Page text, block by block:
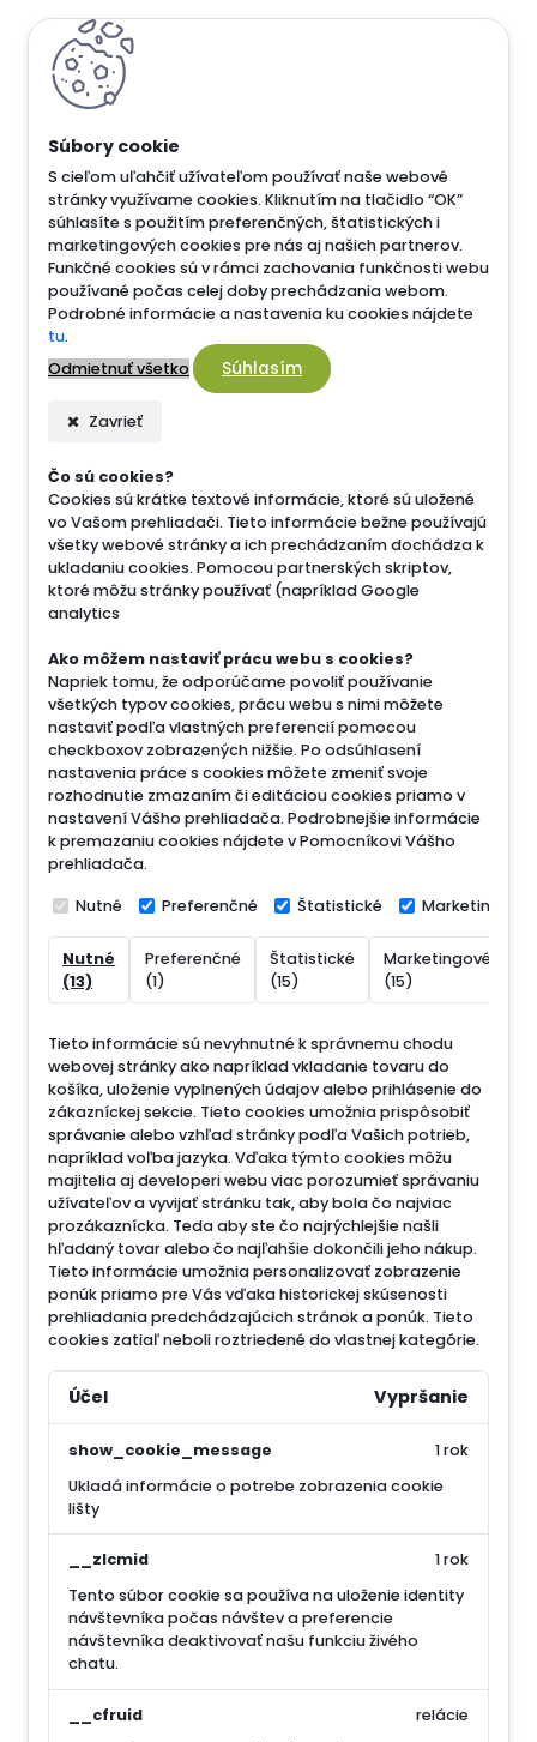
S cieľom uľahčiť užívateľom používať naše webové
stránky využívame cookies. Kliknutím na tlačidlo “OK”
súhlasíte s použitím preferenčných, štatistických i
marketingových cookies pre nás aj našich partnerov.
Funkčné cookies sú v rámci zachovania funkčnosti webu
používané počas celej doby prechádzania webom.
Podrobné informácie a nastavenia ku cookies nájdete
tu.
Odmietnuť všetko
Súhlasím
Zavrieť
Čo sú cookies?
Cookies sú krátke textové informácie, ktoré sú uložené
vo Vašom prehliadači. Tieto informácie bežne používajú
všetky webové stránky a ich prechádzaním dochádza k
ukladaniu cookies. Pomocou partnerských skriptov,
ktoré môžu stránky používať (napríklad Google
analytics
Ako môžem nastaviť prácu webu s cookies?
Napriek tomu, že odporúčame povoliť používanie
všetkých typov cookies, prácu webu s nimi môžete
nastaviť podľa vlastných preferencií pomocou
checkboxov zobrazených nižšie. Po odsúhlasení
nastavenia práce s cookies môžete zmeniť svoje
rozhodnutie zmazaním či editáciou cookies priamo v
nastavení Vášho prehliadača. Podrobnejšie informácie
k premazaniu cookies nájdete v Pomocníkovi Vášho
prehliadača.
Nutné Preferenčné Štatistické Marketingové
Nutné
(13)
Preferenčné
(1)
Štatistické
(15)
Marketingové
(15)
Tieto informácie sú nevyhnutné k správnemu chodu
webovej stránky ako napríklad vkladanie tovaru do
košíka, uloženie vyplnených údajov alebo prihlásenie do
zákazníckej sekcie. Tieto cookies umožnia prispôsobiť
správanie alebo vzhľad stránky podľa Vašich potrieb,
napríklad voľba jazyka. Vďaka týmto cookies môžu
majitelia aj developeri webu viac porozumieť správaniu
užívateľov a vyvijať stránku tak, aby bola čo najviac
prozákaznícka. Teda aby ste čo najrýchlejšie našli
hľadaný tovar alebo čo najľahšie dokončili jeho nákup.
Tieto informácie umožnia personalizovať zobrazenie
ponúk priamo pre Vás vďaka historickej skúsenosti
prehliadania predchádzajúcich stránok a ponúk. Tieto
cookies zatiaľ neboli roztriedené do vlastnej kategórie.
Účel Vypršanie
show_cookie_message
Ukladá informácie o potrebe zobrazenia cookie
lišty
1 rok
__zlcmid
Tento súbor cookie sa používa na uloženie identity
návštevníka počas návštev a preferencie
návštevníka deaktivovať našu funkciu živého
chatu.
1 rok
__cfruid
relácie